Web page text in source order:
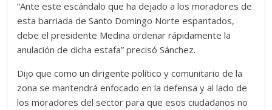
“Ante este escándalo que ha dejado a los moradores de
esta barriada de Santo Domingo Norte espantados,
debe el presidente Medina ordenar rápidamente la
anulación de dicha estafa” precisó Sánchez.
Dijo que como un dirigente político y comunitario de la
zona se mantendrá enfocado en la defensa y al lado de
los moradores del sector para que esos ciudadanos no